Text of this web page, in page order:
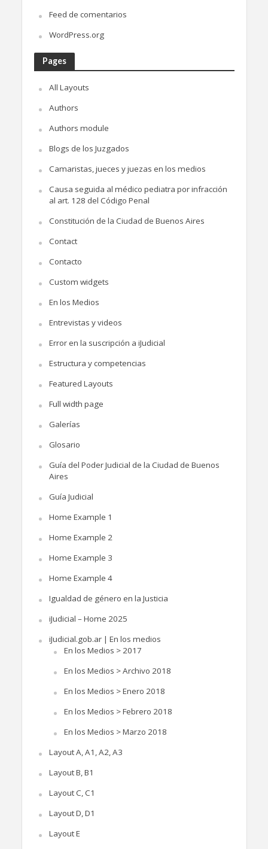
Feed de comentarios
WordPress.org
Pages
All Layouts
Authors
Authors module
Blogs de los Juzgados
Camaristas, jueces y juezas en los medios
Causa seguida al médico pediatra por infracción
al art. 128 del Código Penal
Constitución de la Ciudad de Buenos Aires
Contact
Contacto
Custom widgets
En los Medios
Entrevistas y videos
Error en la suscripción a iJudicial
Estructura y competencias
Featured Layouts
Full width page
Galerías
Glosario
Guía del Poder Judicial de la Ciudad de Buenos
Aires
Guía Judicial
Home Example 1
Home Example 2
Home Example 3
Home Example 4
Igualdad de género en la Justicia
iJudicial – Home 2025
iJudicial.gob.ar | En los medios
En los Medios > 2017
En los Medios > Archivo 2018
En los Medios > Enero 2018
En los Medios > Febrero 2018
En los Medios > Marzo 2018
Layout A, A1, A2, A3
Layout B, B1
Layout C, C1
Layout D, D1
Layout E